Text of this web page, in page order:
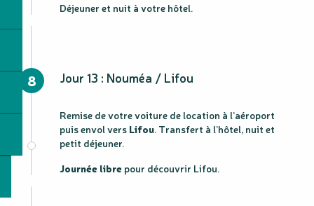
Déjeuner et nuit à votre hôtel.
8 Jour 13 : Nouméa / Lifou
Remise de votre voiture de location à l’aéroport
puis envol vers Lifou. Transfert à l’hôtel, nuit et
petit déjeuner.
Journée libre pour découvrir Lifou.